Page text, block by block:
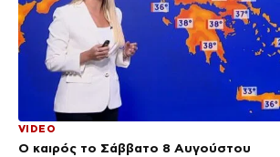
VIDEO
Ο καιρός το Σάββατο 8 Αυγούστου